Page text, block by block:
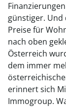
günstiger. Und
Preise für
nach oben
Österreich
dem immer
erinnert sich
Immogroup.